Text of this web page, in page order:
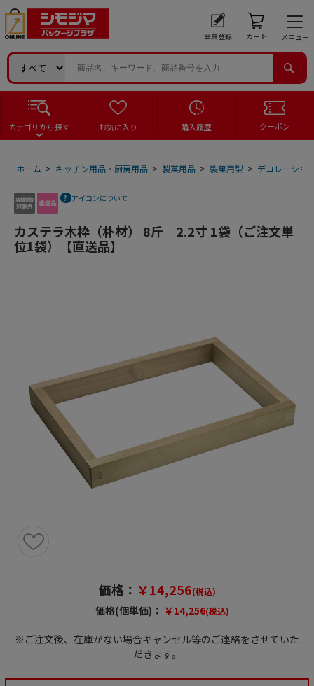
会員登録 カート メニュー
カテゴリから探す お気に入り 購入履歴 クーポン
ホーム > キッチン用品・厨房用品 > 製菓用品 > 製菓用型 > デコレーショ
アイコンについて
カステラ木枠（朴材） 8斤 2.2寸 1袋（ご注文単
位1袋）【直送品】
価格： ￥14,256(税込)
価格(個単価)： ￥14,256(税込)
※ご注文後、在庫がない場合キャンセル等のご連絡をさせていた
だきます。